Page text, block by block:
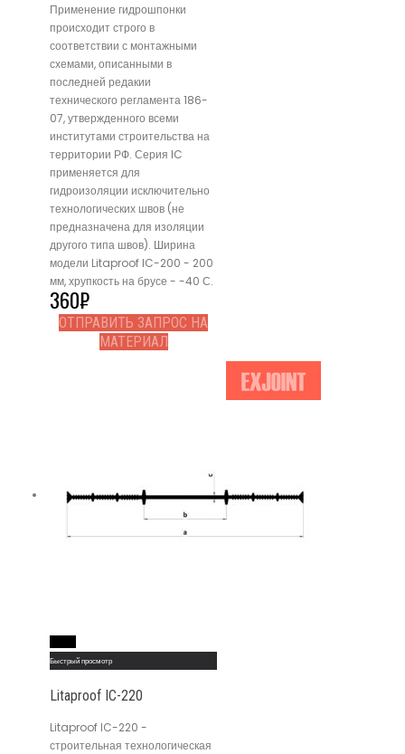
Применение гидрошпонки
происходит строго в
соответствии с монтажными
схемами, описанными в
последней редакии
технического регламента 186-
07, утвержденного всеми
институтами строительства на
территории РФ. Серия IC
применяется для
гидроизоляции исключительно
технологических швов (не
предназначена для изоляции
другого типа швов). Ширина
модели Litaproof IC-200 - 200
мм, хрупкость на брусе - -40 С.
360₽
ОТПРАВИТЬ ЗАПРОС НА
МАТЕРИАЛ
Быстрый просмотр
Litaproof IC-220
Litaproof IC-220 -
строительная технологическая